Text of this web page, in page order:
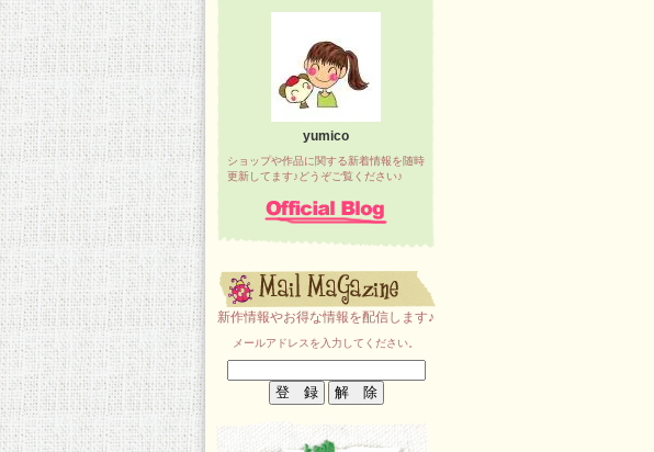
yumico
ショップや作品に関する新着情報を随時
更新してます♪どうぞご覧ください♪
新作情報やお得な情報を配信します♪
メールアドレスを入力してください。